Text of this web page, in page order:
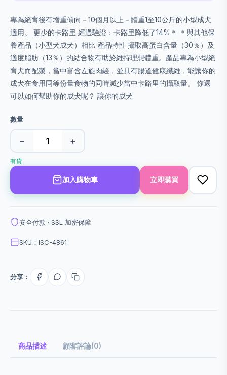
專為絕育後有增重傾向－10個月以上－體重1至10公斤的小型成犬
適用。 更少的卡路里 經過驗證：卡路里降低了14%＊ ＊與其他保
養產品（小型犬成犬）相比 產品特性 攝取高蛋白含量（30％）及
適度脂肪（13％）的結合物有助於維持理想體重。產品專為小型絕
育犬而配製，當中富含左旋肉鹼，並具有腸道健康纖維，能讓你的
成犬在食用同等份量食物的同時減少當中卡路里的攝取量。 你還
可以如何幫助你的成犬呢？ 讓你的成犬
數量
− +
有貨
加入購物車 立即購買
安全付款 · SSL 加密保障
SKU：ISC-4861
分享：
商品描述 顧客評論(0)